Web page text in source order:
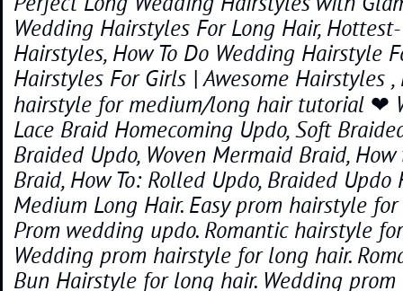
Wedding Hairstyles For Long Hair,
Hairstyles, How To Do Wedding Hairstyle
Hairstyles For Girls | Awesome Hairstyles
hairstyle for medium/long hair tutorial ❤
Lace Braid Homecoming Updo, Soft
Braided Updo, Woven Mermaid Braid,
Braid, How To: Rolled Updo, Braided
Medium Long Hair. Easy prom hairstyle
Prom wedding updo. Romantic hairstyle
Wedding prom hairstyle for long hair.
Bun Hairstyle for long hair. Wedding prom